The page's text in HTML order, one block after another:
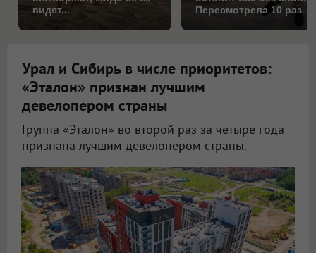
видят...
Пересмотрела 10 раз
Урал и Сибирь в числе приоритетов:
«Эталон» признан лучшим
девелопером страны
Группа «Эталон» во второй раз за четыре года
признана лучшим девелопером страны.